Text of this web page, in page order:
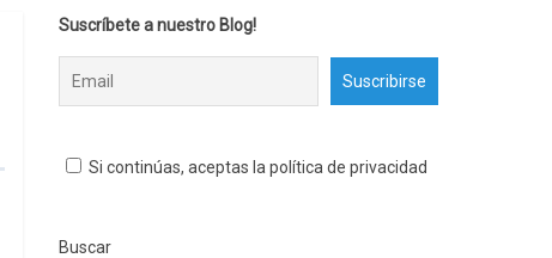
Suscríbete a nuestro Blog!
Si continúas, aceptas la política de privacidad
Buscar